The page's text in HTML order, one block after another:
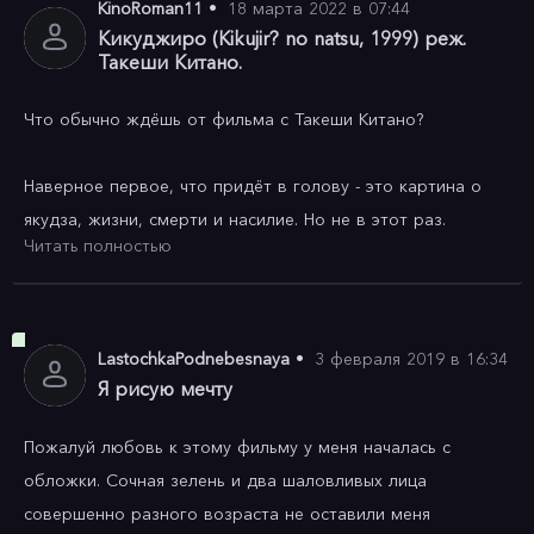
KinoRoman11 • 18 марта 2022 в 07:44
Кикуджиро (Kikujir? no natsu, 1999) реж.
Такеши Китано.
Что обычно ждёшь от фильма с Такеши Китано?
Наверное первое, что придёт в голову - это картина о
якудза, жизни, смерти и насилие. Но не в этот раз.
Китано-сан как то подумал, что предыдущие его
отождествлять себя с ними (это буквальная цитата,
самого режиссера). Поэтому, он решил снять картину, в
Эта простая история начинается с того, что тихий
мальчик Масао с наступлением летних каникул решил
Читать полностью
LastochkaPodnebesnaya • 3 февраля 2019 в 16:34
Я рисую мечту
Пожалуй любовь к этому фильму у меня началась с
обложки. Сочная зелень и два шаловливых лица
совершенно разного возраста не оставили меня